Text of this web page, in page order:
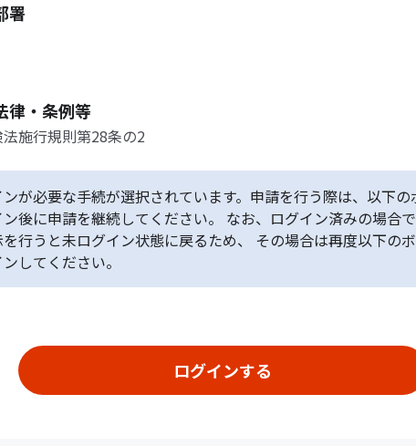
署
律・条例等
施行規則第28条の2
ンが必要な手続が選択されています。申請を行う際は、以下の
ン後に申請を継続してください。 なお、ログイン済みの場合
行うと未ログイン状態に戻るため、 その場合は再度以下の
してください。